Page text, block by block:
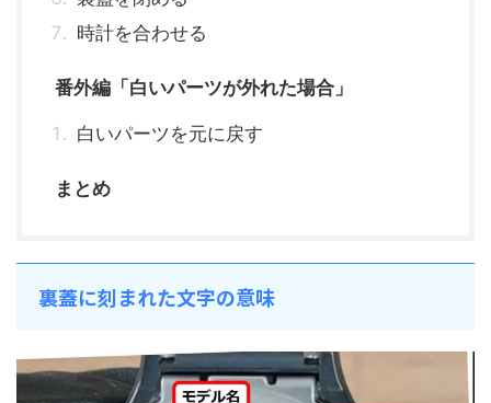
時計を合わせる
番外編「白いパーツが外れた場合」
白いパーツを元に戻す
まとめ
裏蓋に刻まれた文字の意味